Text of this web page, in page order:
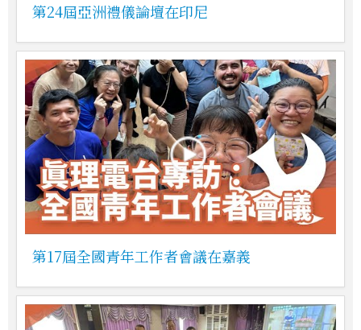
第24屆亞洲禮儀論壇在印尼
第17屆全國青年工作者會議在嘉義